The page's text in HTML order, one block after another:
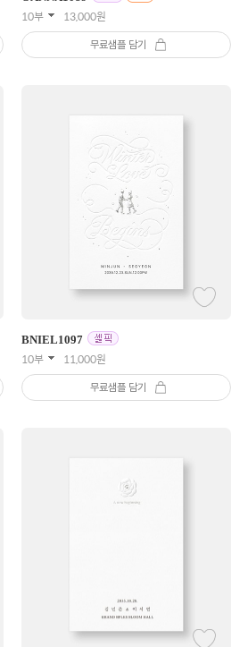
10부 13,000원
무료샘플 담기
BNIEL1097
10부 11,000원
무료샘플 담기